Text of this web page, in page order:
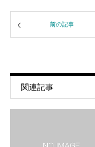
前の記事
関連記事